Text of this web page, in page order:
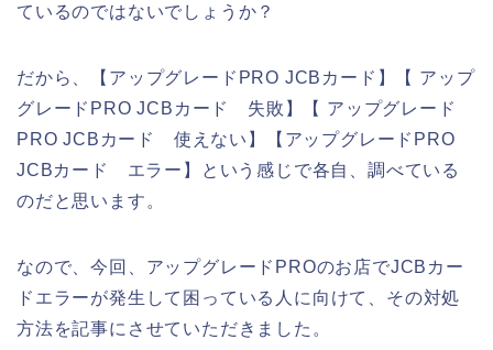
ているのではないでしょうか？
だから、【アップグレードPRO JCBカード】【 アップ
グレードPRO JCBカード 失敗】【 アップグレード
PRO JCBカード 使えない】【アップグレードPRO
JCBカード エラー】という感じで各自、調べている
のだと思います。
なので、今回、アップグレードPROのお店でJCBカー
ドエラーが発生して困っている人に向けて、その対処
方法を記事にさせていただきました。